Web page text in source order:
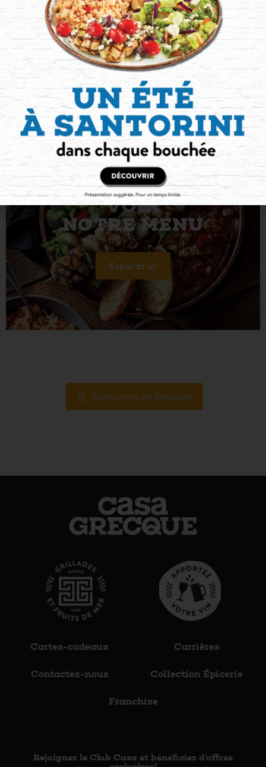
Rejoignez l'équipe
VOIR
NOTRE MENU
Explorez ici
Suivez-nous sur Instagram
Cartes-cadeaux Carrières
Contactez-nous Collection Épicerie
Franchise
Rejoignez le Club Casa et bénéficiez d’offres